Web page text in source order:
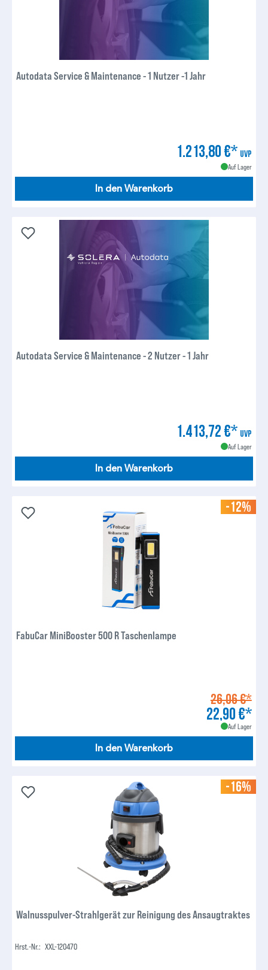
Autodata Service & Maintenance - 1 Nutzer -1 Jahr
1.213,80 €* UVP
Auf Lager
In den Warenkorb
Autodata Service & Maintenance - 2 Nutzer - 1 Jahr
1.413,72 €* UVP
Auf Lager
In den Warenkorb
-12%
FabuCar MiniBooster 500 R Taschenlampe
26,06 €*
22,90 €*
Auf Lager
In den Warenkorb
-16%
Walnusspulver-Strahlgerät zur Reinigung des Ansaugtraktes
Hrst.-Nr.: XXL-120470